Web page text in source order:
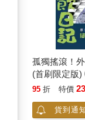
孤獨搖滾！
(首刷限定版)
95 折 特價
貨到通